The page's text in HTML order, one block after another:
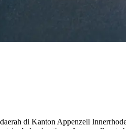
di Kanton Appenzell